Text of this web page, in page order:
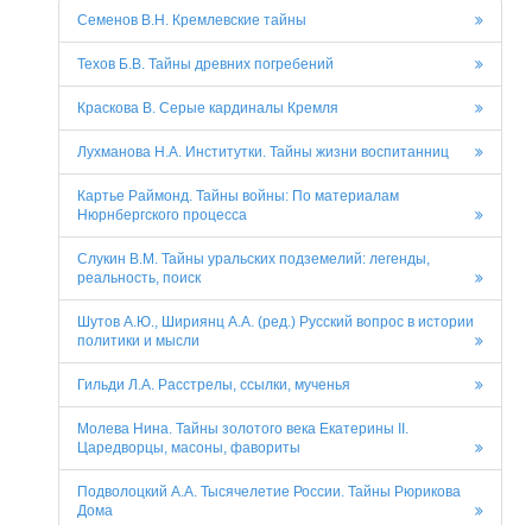
Семенов В.Н. Кремлевские тайны
Техов Б.В. Тайны древних погребений
Краскова В. Серые кардиналы Кремля
Лухманова Н.А. Институтки. Тайны жизни воспитанниц
Картье Раймонд. Тайны войны: По материалам
Нюрнбергского процесса
Слукин В.М. Тайны уральских подземелий: легенды,
реальность, поиск
Шутов А.Ю., Шириянц А.А. (ред.) Русский вопрос в истории
политики и мысли
Гильди Л.А. Расстрелы, ссылки, мученья
Молева Нина. Тайны золотого века Екатерины II.
Царедворцы, масоны, фавориты
Подволоцкий А.А. Тысячелетие России. Тайны Рюрикова
Дома